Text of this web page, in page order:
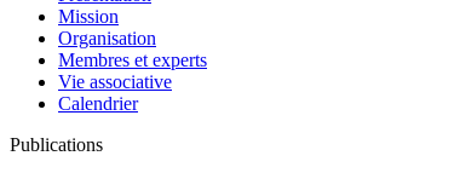
Mission
Organisation
Membres et experts
Vie associative
Calendrier
Publications